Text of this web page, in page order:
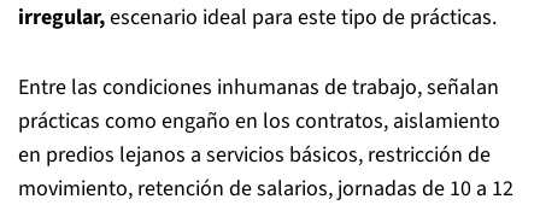
irregular,escenario ideal para este tipo de prácticas.
Entre las condiciones inhumanas de trabajo, señalan
prácticas como engaño en los contratos, aislamiento
en predios lejanos a servicios básicos, restricción de
movimiento, retención de salarios, jornadas de 10 a 12